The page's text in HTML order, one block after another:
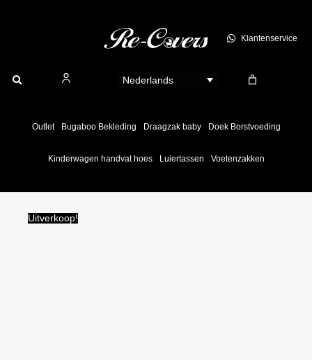
Klantenservice
Nederlands
Outlet Bugaboo Bekleding Draagzak baby Doek Borstvoeding
Kinderwagen handvat hoes Luiertassen Voetenzakken
Uitverkoop!